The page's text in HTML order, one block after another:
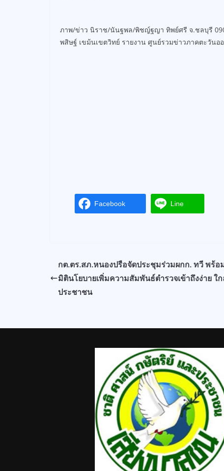
ภาพ/ข่าว นิราช/นันฐพล/พิชญ์ฐญา ทิพย์ศรี จ.ชลบุรี
พสิษฐ์ เขม้นเขตวิทย์ รายงาน ศูนย์รวมข่าวภาคตะวันอ
Facebook Line
กต.ตร.สภ.หนองปรือจัดประชุมร่วมผกก. ทวี พร้อ
มิตินโยบายเพิ่มความสัมพันธ์ตำรวจเข้าถึงง่าย ใ
ประชาชน